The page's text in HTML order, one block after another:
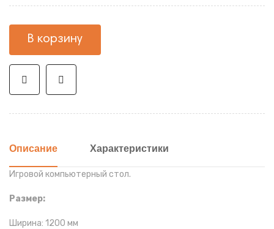
кромкой
кромкой
В корзину
Описание Характеристики
Игровой компьютерный стол.
Размер:
Ширина: 1200 мм